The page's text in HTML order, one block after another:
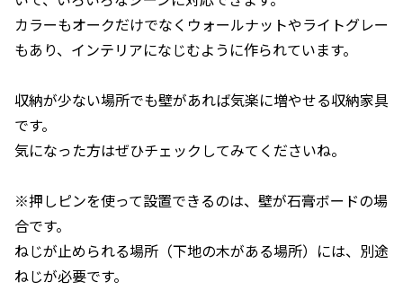
カラーもオークだけでなくウォールナットやライトグレー
もあり、インテリアになじむように作られています。
収納が少ない場所でも壁があれば気楽に増やせる収納家具
です。
気になった方はぜひチェックしてみてくださいね。
※押しピンを使って設置できるのは、壁が石膏ボードの場
合です。
ねじが止められる場所（下地の木がある場所）には、別途
ねじが必要です。